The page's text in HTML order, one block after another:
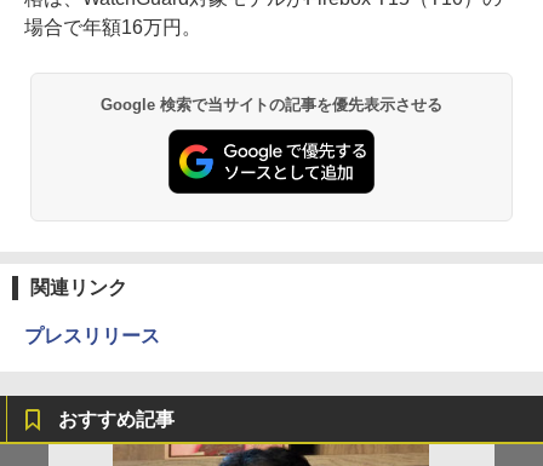
場合で年額16万円。
Google 検索で当サイトの記事を優先表示させる
関連リンク
プレスリリース
おすすめ記事